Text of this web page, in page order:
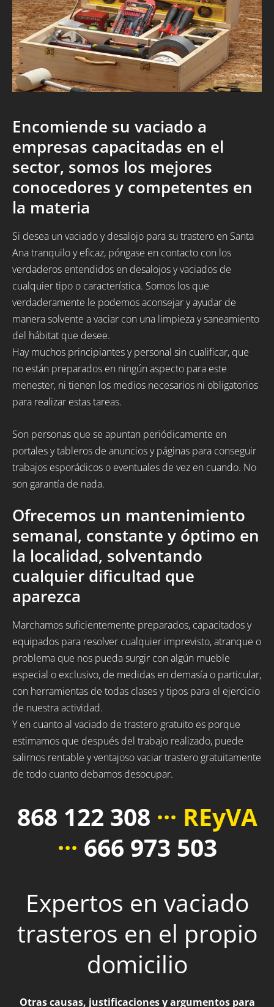
Encomiende su vaciado a
empresas capacitadas en el
sector, somos los mejores
conocedores y competentes en
la materia
Si desea un vaciado y desalojo para su trastero en Santa
Ana tranquilo y eficaz, póngase en contacto con los
verdaderos entendidos en desalojos y vaciados de
cualquier tipo o característica. Somos los que
verdaderamente le podemos aconsejar y ayudar de
manera solvente a vaciar con una limpieza y saneamiento
del hábitat que desee.
Hay muchos principiantes y personal sin cualificar, que
no están preparados en ningún aspecto para este
menester, ni tienen los medios necesarios ni obligatorios
para realizar estas tareas.
Son personas que se apuntan periódicamente en
portales y tableros de anuncios y páginas para conseguir
trabajos esporádicos o eventuales de vez en cuando. No
son garantía de nada.
Ofrecemos un mantenimiento
semanal, constante y óptimo en
la localidad, solventando
cualquier dificultad que
aparezca
Marchamos suficientemente preparados, capacitados y
equipados para resolver cualquier imprevisto, atranque o
problema que nos pueda surgir con algún mueble
especial o exclusivo, de medidas en demasía o particular,
con herramientas de todas clases y tipos para el ejercicio
de nuestra actividad.
Y en cuanto al vaciado de trastero gratuito es porque
estimamos que después del trabajo realizado, puede
salirnos rentable y ventajoso vaciar trastero gratuitamente
de todo cuanto debamos desocupar.
868 122 308 ··· REyVA
··· 666 973 503
Expertos en vaciado
trasteros en el propio
domicilio
Otras causas, justificaciones y argumentos para